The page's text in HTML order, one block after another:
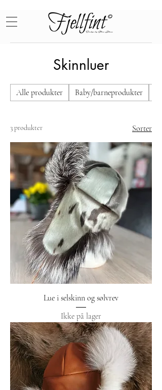
Skinnluer
Alle produkter Baby/barneprodukter
3 produkter Sorter
Lue i selskinn og sølvrev
Ikke på lager